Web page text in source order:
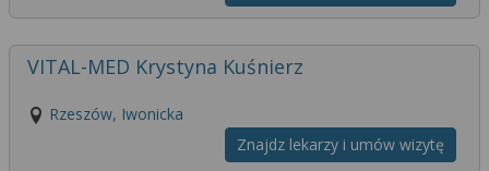
VITAL-MED Krystyna Kuśnierz
Rzeszów, Iwonicka
Znajdz lekarzy i umów wizytę